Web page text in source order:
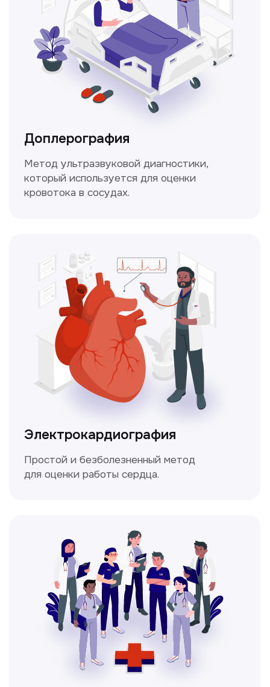
Консультация врачей
Это диагностика, рекомендации
и индивидуальный план лечения
от наших опытных специалистов для
Мультиспиральная
компьютерная томография
Высокоточный метод диагностики,
позволяющий получить детальные
изображения внутренних органов и тканей.
Чекапы
это комплексное обследование,
которое помогает оценить общее
состояние здоровья.